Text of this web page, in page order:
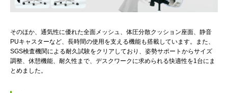
そのほか、通気性に優れた全面メッシュ、体圧分散クッション座面、静音
PUキャスターなど、長時間の使用を支える機能も搭載しています。また、
SGS検査機関による耐久試験をクリアしており、姿勢サポートからサイズ
調整、休憩機能、耐久性まで、デスクワークに求められる快適性を1台にま
とめました。